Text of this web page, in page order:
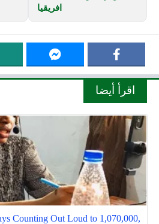
افريقيا
اقرأ أيضا
Counting Out Loud to 1,070,000,